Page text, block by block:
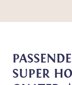
SUPER